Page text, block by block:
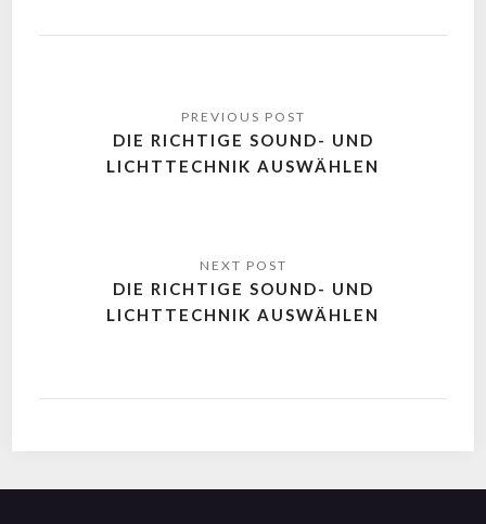
DIE RICHTIGE SOUND- UND
LICHTTECHNIK AUSWÄHLEN
DIE RICHTIGE SOUND- UND
LICHTTECHNIK AUSWÄHLEN